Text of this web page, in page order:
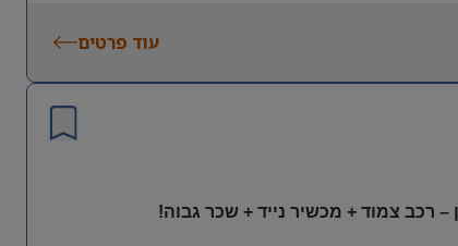
עוד פרטים
רכב צמוד + מכשיר נייד + שכר גבוה!